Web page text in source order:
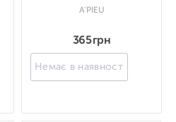
A'PIEU
365 грн
Немає в наявності